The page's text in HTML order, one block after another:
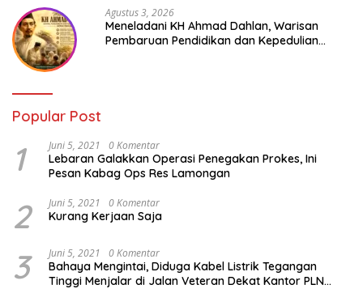
Agustus 3, 2026
Meneladani KH Ahmad Dahlan, Warisan
Pembaruan Pendidikan dan Kepedulian
Popular Post
1 Juni 5, 2021 0 Komentar
Lebaran Galakkan Operasi Penegakan Prokes, Ini
Pesan Kabag Ops Res Lamongan
2 Juni 5, 2021 0 Komentar
Kurang Kerjaan Saja
3 Juni 5, 2021 0 Komentar
Bahaya Mengintai, Diduga Kabel Listrik Tegangan
Tinggi Menjalar di Jalan Veteran Dekat Kantor PLN